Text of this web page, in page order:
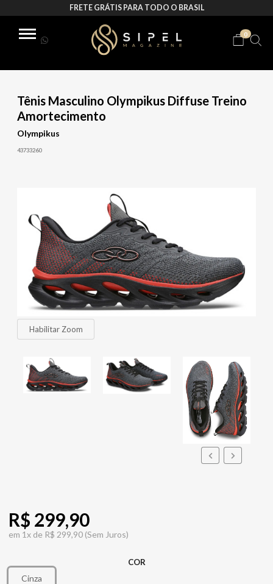
FRETE GRÁTIS PARA TODO O BRASIL
0
Tênis Masculino Olympikus Diffuse Treino
Amortecimento
Olympikus
43733260
Habilitar Zoom
R$ 299,90
em 1x de R$ 299,90 (Sem Juros)
COR
Cinza